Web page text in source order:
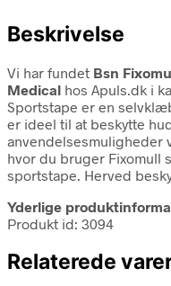
Beskrivelse
Vi har fundet Bsn
Medical hos Apuls.dk i
Sportstape er en
er ideel til at beskytte
anvendelsesmuligheder
hvor du bruger Fixomull
sportstape. Herved
Yderlige
Produkt id: 3094
Relaterede